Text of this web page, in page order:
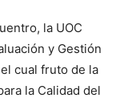
la UOC
y Gestión
cual fruto de la
la Calidad del